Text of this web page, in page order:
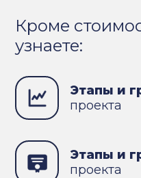
Кроме
узнаете:
Этапы и
проекта
Этапы и
проекта